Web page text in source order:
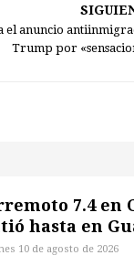
el anuncio
Trump por
7.4 en
hasta en
10 de agosto de 2026